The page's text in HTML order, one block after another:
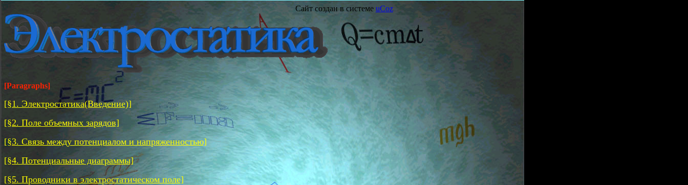
Сайт создан в системе uCoz
[Paragraphs]
[§1. Электростатика(Введение)]
[§2. Поле объемных зарядов]
[§3. Связь между потенциалом и напряженностью]
[§4. Потенциальные диаграммы]
[§5. Проводники в электростатическом поле]